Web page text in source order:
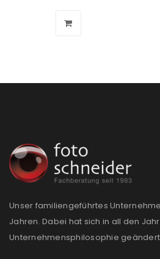
Unser familiengeführtes
Jahren. Dabei hat sich in all den
Unternehmensphilosophie